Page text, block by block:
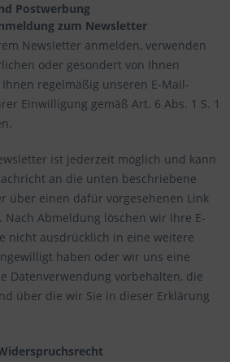
Postwerbung
zum Newsletter
Newsletter anmelden, verwenden
oder gesondert von Ihnen
regelmäßig unseren E-Mail-
Einwilligung gemäß Art. 6 Abs. 1 S. 1
ist jederzeit möglich und kann
an die unten beschriebene
über einen dafür vorgesehenen Link
Abmeldung löschen wir Ihre E-
nicht ausdrücklich in eine weitere
haben oder wir uns eine
Datenverwendung vorbehalten, die
über die wir Sie in dieser Erklärung